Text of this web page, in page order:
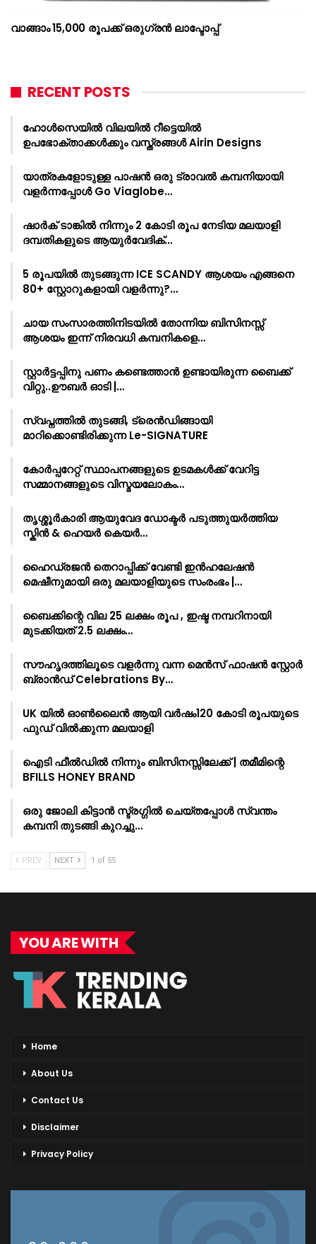
വാങ്ങാം 15,000 രൂപക്ക് ഒരുഗ്രൻ ലാപ്ടോപ്പ്
RECENT POSTS
ഹോൾസെയിൽ വിലയിൽ റീട്ടെയിൽ
ഉപഭോക്താക്കൾക്കും വസ്ത്രങ്ങൾ Airin Designs
യാത്രകളോടുള്ള പാഷൻ ഒരു ട്രാവൽ കമ്പനിയായി
വളർന്നപ്പോൾ Go Viaglobe…
ഷാർക്‌ ടാങ്കിൽ നിന്നും 2 കോടി രൂപ നേടിയ മലയാളി
ദമ്പതികളുടെ ആയുർവേദിക്…
5 രൂപയിൽ തുടങ്ങുന്ന ICE SCANDY ആശയം എങ്ങനെ
80+ സ്റ്റോറുകളായി വളർന്നു?…
ചായ സംസാരത്തിനിടയിൽ തോന്നിയ ബിസിനസ്സ്
ആശയം ഇന്ന് നിരവധി കമ്പനികളെ…
സ്റ്റാർട്ടപ്പിനു പണം കണ്ടെത്താൻ ഉണ്ടായിരുന്ന ബൈക്ക്
വിറ്റു..ഊബർ ഓടി |…
സ്വപ്നത്തിൽ തുടങ്ങി, ട്രെൻഡിങ്ങായി
മാറിക്കൊണ്ടിരിക്കുന്ന Le-SIGNATURE
കോർപ്പറേറ്റ് സ്ഥാപനങ്ങളുടെ ഉടമകൾക്ക് വേറിട്ട
സമ്മാനങ്ങളുടെ വിസ്മയലോകം…
തൃശ്ശൂർകാരി ആയുവേദ ഡോക്ടർ പടുത്തുയർത്തിയ
സ്കിൻ & ഹെയർ കെയർ…
ഹൈഡ്രജൻ തെറാപ്പിക്ക് വേണ്ടി ഇൻഹലേഷൻ
മെഷീനുമായി ഒരു മലയാളിയുടെ സംരംഭം |…
ബൈക്കിന്റെ വില 25 ലക്ഷം രൂപ , ഇഷ്ട നമ്പറിനായി
മുടക്കിയത് 2.5 ലക്ഷം…
സൗഹൃദത്തിലൂടെ വളർന്നു വന്ന മെൻസ് ഫാഷൻ സ്റ്റോർ
ബ്രാൻഡ് Celebrations By…
UK യിൽ ഓൺലൈൻ ആയി വർഷം120 കോടി രൂപയുടെ
ഫുഡ് വിൽക്കുന്ന മലയാളി
ഐടി ഫീൽഡിൽ നിന്നും ബിസിനസ്സിലേക്ക് | തമീമിന്റെ
BFILLS HONEY BRAND
ഒരു ജോലി കിട്ടാൻ സ്ട്രഗ്ഗിൽ ചെയ്തപ്പോൾ സ്വന്തം
കമ്പനി തുടങ്ങി കുറച്ചു…
PREV NEXT 1 of 55
YOU ARE WITH
Home
About Us
Contact Us
Disclaimer
Privacy Policy